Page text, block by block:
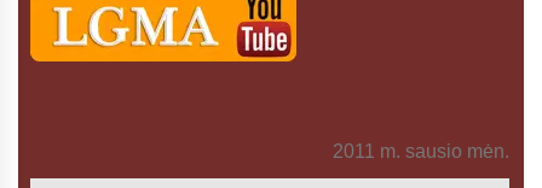
2011 m. sausio mėn.